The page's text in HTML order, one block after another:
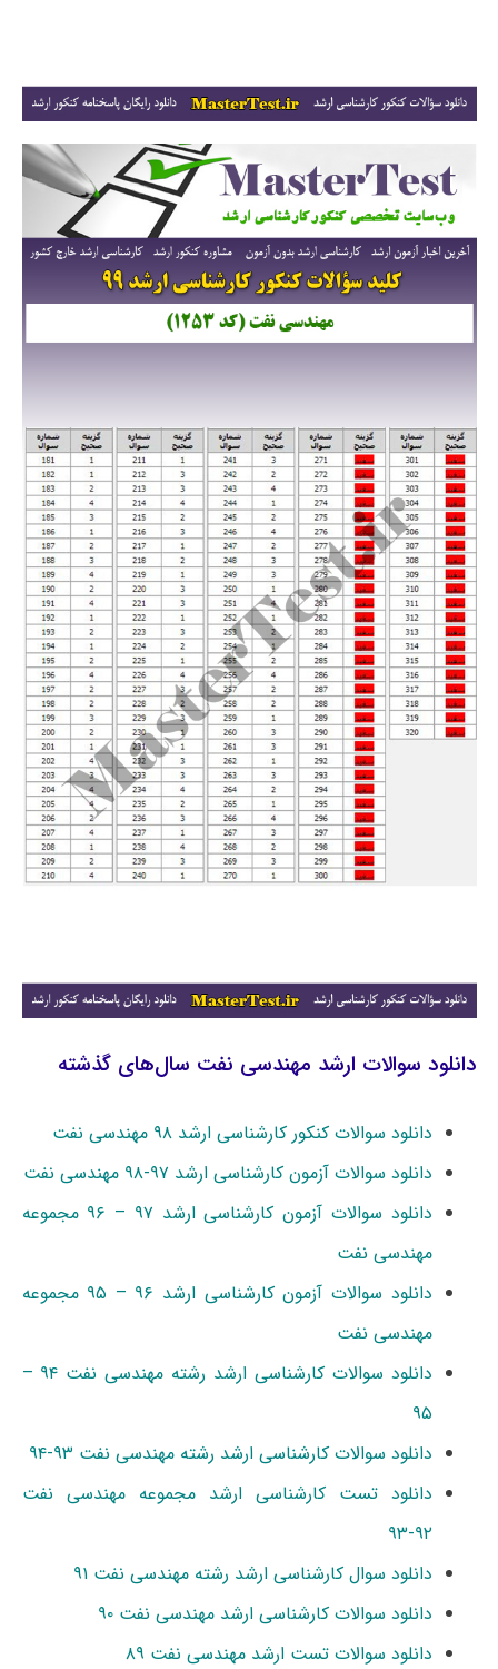
دانلود سوالات ارشد مهندسی نفت سال‌های گذشته
دانلود سوالات کنکور کارشناسی ارشد ۹۸ مهندسی نفت
دانلود سوالات آزمون کارشناسی ارشد ۹۷-۹۸ مهندسی نفت
دانلود سوالات آزمون کارشناسی ارشد ۹۷ – ۹۶ مجموعه
مهندسی نفت
دانلود سوالات آزمون کارشناسی ارشد ۹۶ – ۹۵ مجموعه
مهندسی نفت
دانلود سوالات کارشناسی ارشد رشته مهندسی نفت ۹۴ –
۹۵
دانلود سوالات کارشناسی ارشد رشته مهندسی نفت ۹۳-۹۴
دانلود تست کارشناسی ارشد مجموعه مهندسی نفت
۹۲-۹۳
دانلود سوال کارشناسی ارشد رشته مهندسی نفت ۹۱
دانلود سوالات کارشناسی ارشد مهندسی نفت ۹۰
دانلود سوالات تست ارشد مهندسی نفت ۸۹